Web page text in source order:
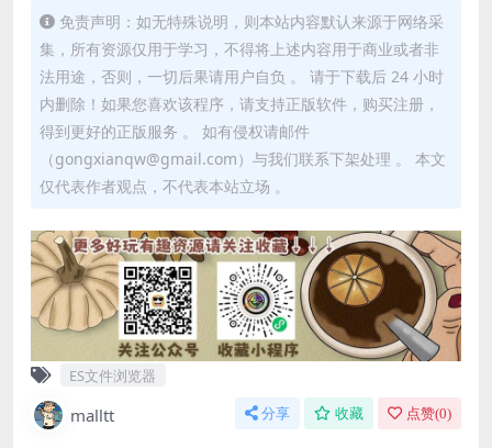
免责声明：如无特殊说明，则本站内容默认来源于网络采
集，所有资源仅用于学习，不得将上述内容用于商业或者非
法用途，否则，一切后果请用户自负 。 请于下载后 24 小时
内删除！如果您喜欢该程序，请支持正版软件，购买注册，
得到更好的正版服务 。 如有侵权请邮件
（gongxianqw@gmail.com）与我们联系下架处理 。 本文
仅代表作者观点，不代表本站立场 。
ES文件浏览器
malltt 分享 收藏 点赞(0)